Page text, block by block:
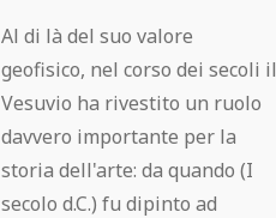
Al di là del suo valore
geofisico, nel corso dei secoli il
Vesuvio ha rivestito un ruolo
davvero importante per la
storia dell'arte: da quando (I
secolo d.C.) fu dipinto ad